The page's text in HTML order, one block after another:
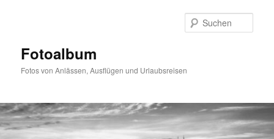
Fotoalbum
Fotos von Anlässen, Ausflügen und Urlaubsreisen